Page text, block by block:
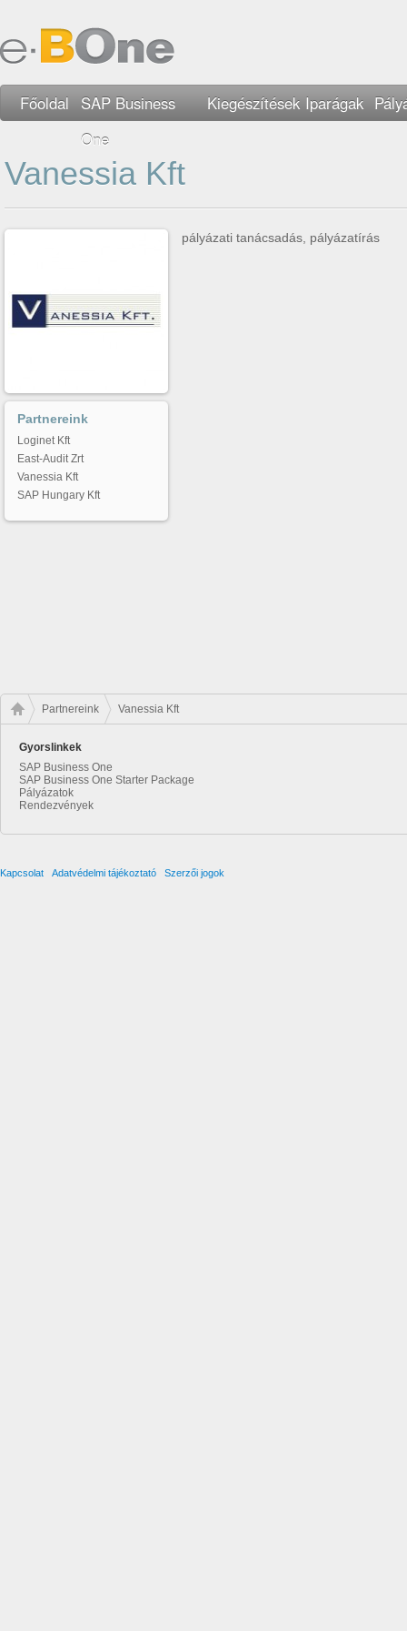
Főoldal
SAP Business
One
Kiegészítések Iparágak
Vanessia Kft
pályázati tanácsadás, pályázatírás
Partnereink
Loginet Kft
East-Audit Zrt
Vanessia Kft
SAP Hungary Kft
Partnereink Vanessia Kft
Gyorslinkek
SAP Business One
SAP Business One Starter Package
Pályázatok
Rendezvények
Kapcsolat Adatvédelmi tájékoztató Szerzői jogok